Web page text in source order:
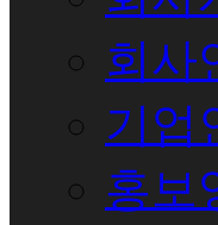
회사
기업
홍보